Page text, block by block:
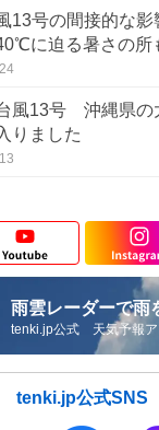
13号の間接的な
に迫る暑さの所
台風13号 沖縄県の
りました
雨雲レーダーで雨
tenki.jp公式 天気予報ア
tenki.jp公式SNS